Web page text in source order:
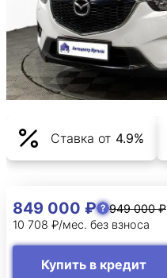
Ставка от 4.9%
849 000 ₽
949 000 ₽
10 708 ₽/мес. без взноса
Купить в кредит